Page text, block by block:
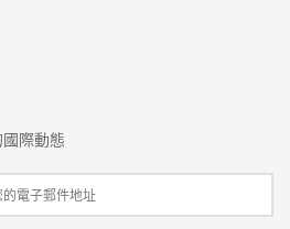
際動態